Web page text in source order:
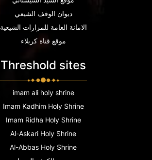
ديوان الوقف الشيعي
الامانة العامة للمزارات الشيعية
موقع قناة كربلاء
Threshold sites
imam ali holy shrine
Imam Kadhim Holy Shrine
Imam Ridha Holy Shrine
Al-Askari Holy Shrine
Al-Abbas Holy Shrine